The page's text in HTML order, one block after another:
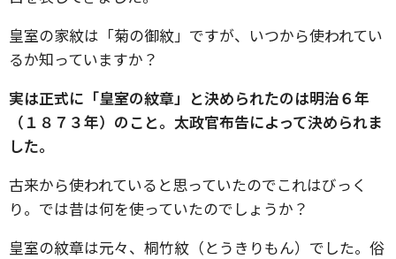
皇室の家紋は「菊の御紋」ですが、いつから使われてい
るか知っていますか？
実は正式に「皇室の紋章」と決められたのは明治６年
（１８７３年）のこと。 太政官布告によって決められま
した。
古来から使われていると思っていたのでこれはびっく
り。では昔は何を使っていたのでしょうか？
皇室の紋章は元々、桐竹紋（とうきりもん）でした。俗